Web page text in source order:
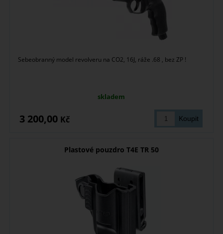
Sebeobranný model revolveru na CO2, 16J, ráže .68 , bez ZP !
skladem
3 200,00 Kč
Plastové pouzdro T4E TR 50